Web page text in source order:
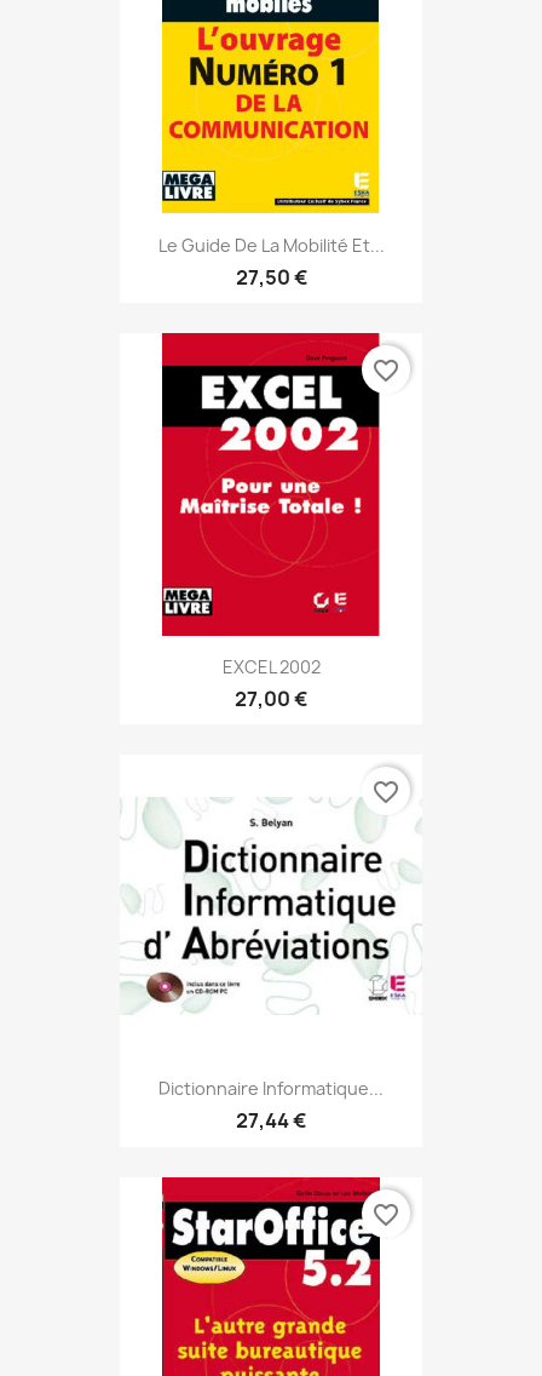
Le Guide De La Mobilité Et...
27,50 €
EXCEL 2002
27,00 €
favorite_border
Dictionnaire Informatique...
27,44 €
favorite_border
favorite_border